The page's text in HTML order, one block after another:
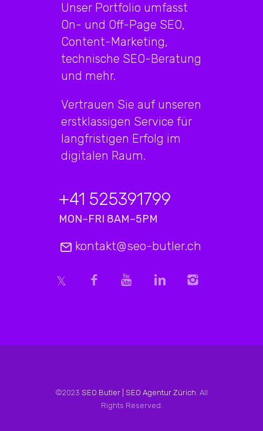
Unser Portfolio umfasst
On- und Off-Page SEO,
Content-Marketing,
technische SEO-Beratung
und mehr.
Vertrauen Sie auf unseren
erstklassigen Service für
langfristigen Erfolg im
digitalen Raum.
+41 525391799
MON–FRI 8AM–5PM
kontakt@seo-butler.ch
©2023 SEO Butler | SEO Agentur Zürich. All
Rights Reserved.